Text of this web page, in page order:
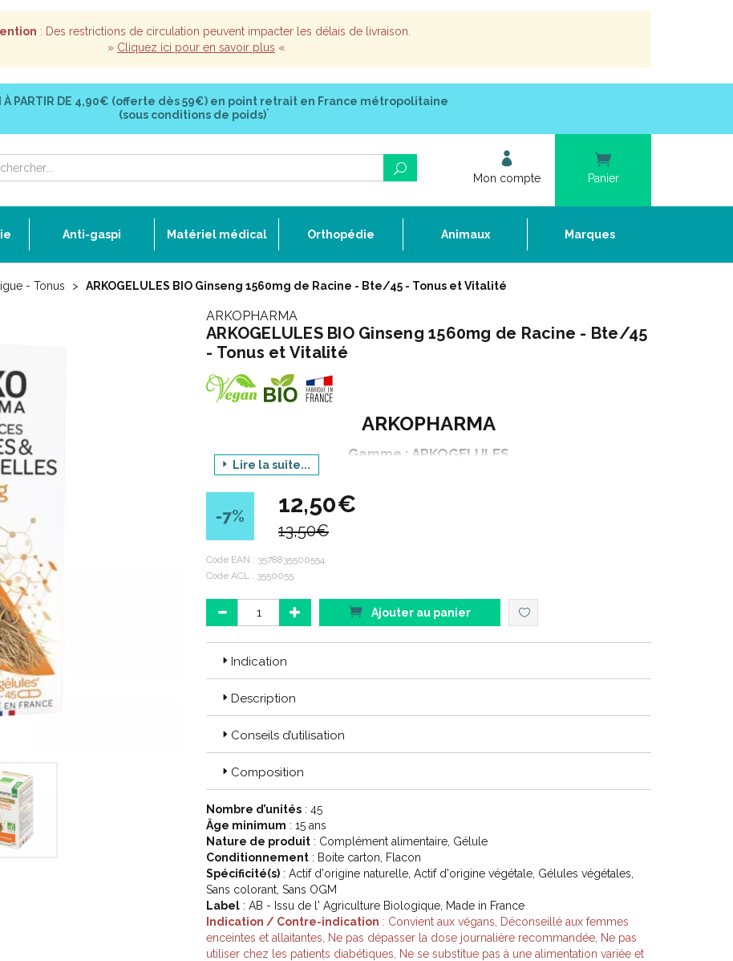
: Des restrictions de circulation peuvent impacter les délais de livraison.
» Cliquez ici pour en savoir plus «
À PARTIR DE 4,90€ (offerte dès 59€) en point retrait en France métropolitaine
(sous conditions de poids)*
Mon compte Panier
Anti-gaspi Matériel médical Orthopédie Animaux Marques
- Tonus ARKOGELULES BIO Ginseng 1560mg de Racine - Bte/45 - Tonus et Vitalité
ARKOPHARMA
ARKOGELULES BIO Ginseng 1560mg de Racine - Bte/45
- Tonus et Vitalité
ARKOPHARMA
Gamme : ARKOGELULES
Produit : GINSENG - 1560mg de Racine
Code ACL : 3550055
Code EAN : 3578835500554
Lire la suite...
-7% 12,50€
13,50€
Code EAN : 3578835500554
Code ACL : 3550055
Ajouter au panier
Indication
Description
Conseils d’utilisation
Composition
Nombre d’unités : 45
Âge minimum : 15 ans
Nature de produit : Complément alimentaire, Gélule
Conditionnement : Boite carton, Flacon
Spécificité(s) : Actif d'origine naturelle, Actif d'origine végétale, Gélules végétales,
Sans colorant, Sans OGM
Label : AB - Issu de l' Agriculture Biologique, Made in France
Indication / Contre-indication : Convient aux végans, Déconseillé aux femmes
enceintes et allaitantes, Ne pas dépasser la dose journalière recommandée, Ne pas
utiliser chez les patients diabétiques, Ne se substitue pas à une alimentation variée et